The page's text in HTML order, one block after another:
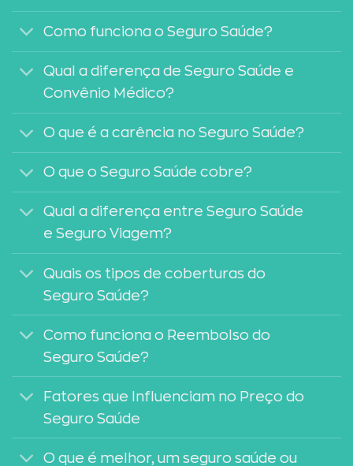
Como funciona o Seguro Saúde?
Qual a diferença de Seguro Saúde e
Convênio Médico?
O que é a carência no Seguro Saúde?
O que o Seguro Saúde cobre?
Qual a diferença entre Seguro Saúde
e Seguro Viagem?
Quais os tipos de coberturas do
Seguro Saúde?
Como funciona o Reembolso do
Seguro Saúde?
Fatores que Influenciam no Preço do
Seguro Saúde
O que é melhor, um seguro saúde ou